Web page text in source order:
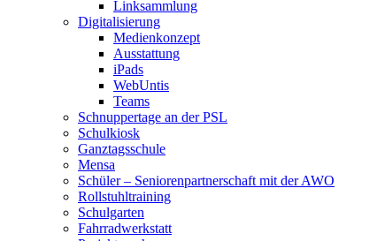
Linksammlung
Digitalisierung
Medienkonzept
Ausstattung
iPads
WebUntis
Teams
Schnuppertage an der PSL
Schulkiosk
Ganztagsschule
Mensa
Schüler – Seniorenpartnerschaft mit der AWO
Rollstuhltraining
Schulgarten
Fahrradwerkstatt